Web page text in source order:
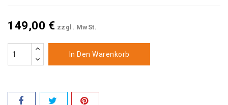
149,00 € zzgl. MwSt.
In Den Warenkorb